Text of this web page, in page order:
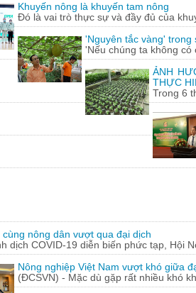
Khuyến nông là khuyến tam nông
Đó là vai trò thực sự và đầy đủ của
'Nguyên tắc vàng' trong
'Nếu chúng ta không
ẢNH
THỰC
Trong 6
nông dân vượt qua đại dịch
dịch COVID-19 diễn biến phức tạp, Hội
Nông nghiệp Việt Nam vượt khó giữa
(ĐCSVN) - Mặc dù gặp rất nhiều khó